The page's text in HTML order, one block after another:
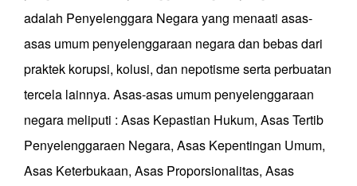
adalah Penyelenggara Negara yang menaati asas-
asas umum penyelenggaraan negara dan bebas dari
praktek korupsi, kolusi, dan nepotisme serta perbuatan
tercela lainnya. Asas-asas umum penyelenggaraan
negara meliputi : Asas Kepastian Hukum, Asas Tertib
Penyelenggaraen Negara, Asas Kepentingan Umum,
Asas Keterbukaan, Asas Proporsionalitas, Asas